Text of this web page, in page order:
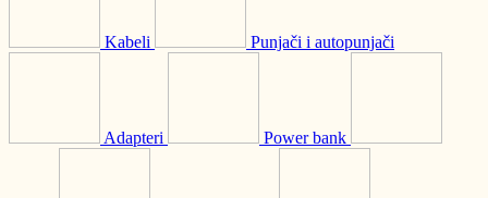
Kabeli Punjači i autopunjači
Adapteri Power bank